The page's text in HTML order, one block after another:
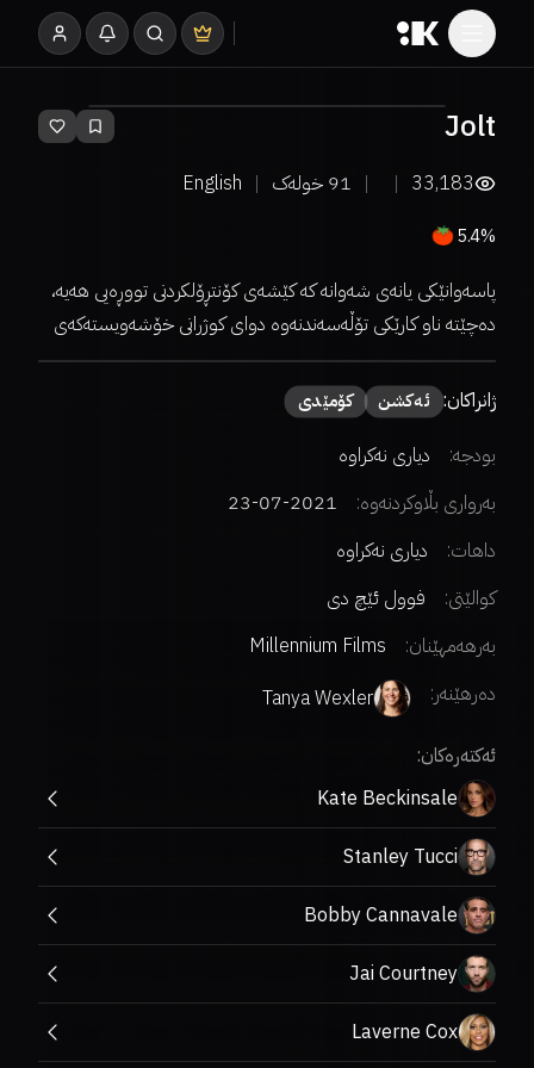
Jolt
33,183
91 خولەک English
5.4%
پاسەوانێکی یانەی شەوانە کە کێشەی کۆنتڕۆلکردنی تووڕەیی هەیە،
دەچێتە ناو کارێکی تۆڵەسەندنەوە دوای کوژرانی خۆشەویستەکەی
ژانراکان: ئەكشن كۆمێدی
بودجە:
دیاری نەکراوە
بەرواری بڵاوکردنەوە:
2021-07-23
داهات:
دیاری نەکراوە
کوالێتی:
فوول ئێچ دی
بەرهەمهێنان:
Millennium Films
دەرهێنەر:
Tanya Wexler
ئەکتەرەکان:
Kate Beckinsale
Stanley Tucci
Bobby Cannavale
Jai Courtney
Laverne Cox